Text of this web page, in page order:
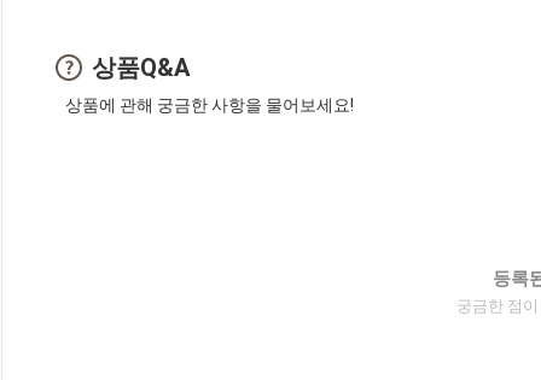
상품Q&A
상품에 관해 궁금한 사항을 물어보세요!
등록
궁금한 점